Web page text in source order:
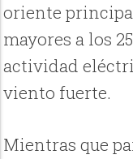
oriente
mayores a los
actividad
viento fuerte.
Mientras que